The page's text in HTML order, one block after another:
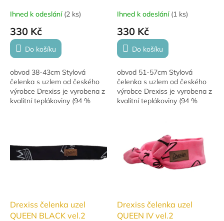
Ihned k odeslání (2 ks)
330 Kč
Do košíku
obvod 38-43cm Stylová
čelenka s uzlem od českého
výrobce Drexiss je vyrobena z
kvalitní teplákoviny (94 %
bavlna, 6 % elastan). Díky uzlu
Ihned k odeslání (1 ks)
330 Kč
Do košíku
obvod 51-57cm Stylová
čelenka s uzlem od českého
výrobce Drexiss je vyrobena z
kvalitní teplákoviny (94 %
bavlna, 6 % elastan). Díky uzlu
Drexiss čelenka uzel
QUEEN BLACK vel.2
Drexiss čelenka uzel
QUEEN IV vel.2